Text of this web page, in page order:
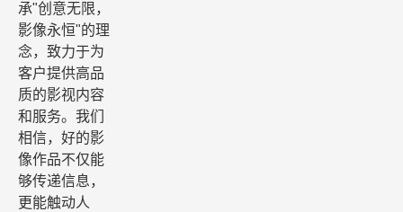
承"创意无限，
影像永恒"的理
念，致力于为
客户提供高品
质的影视内容
和服务。我们
相信，好的影
像作品不仅能
够传递信息，
更能触动人